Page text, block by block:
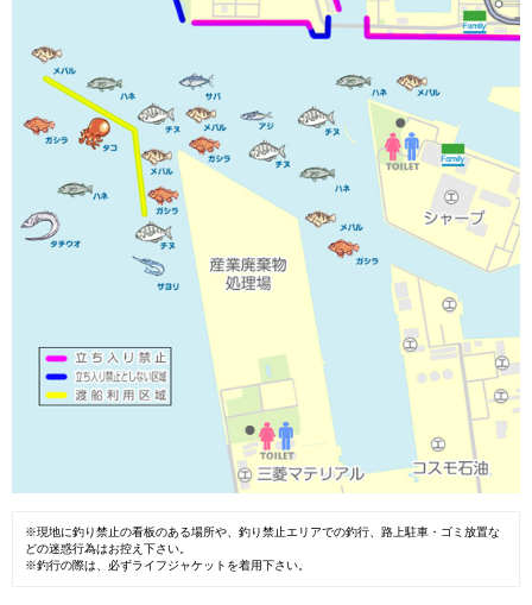
※現地に釣り禁止の看板のある場所や、釣り禁止エリアでの釣行、路上駐車・ゴミ放置な
どの迷惑行為はお控え下さい。
※釣行の際は、必ずライフジャケットを着用下さい。